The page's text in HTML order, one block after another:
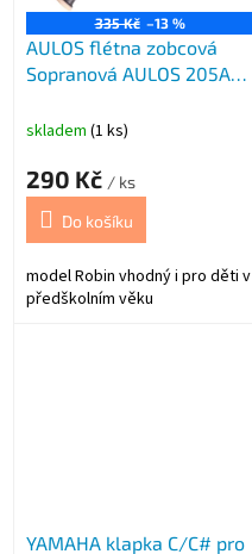
335 Kč –13 %
AULOS flétna zobcová
Sopranová AULOS 205A
skladem (1 ks)
290 Kč / ks
Do košíku
model Robin vhodný i pro děti v
předškolním věku
YAMAHA klapka C/C# pro